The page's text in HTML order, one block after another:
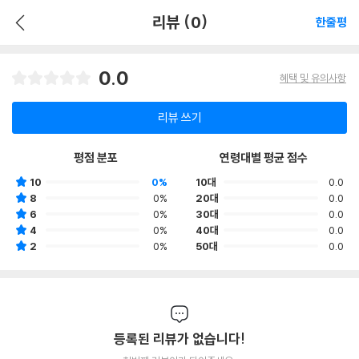
리뷰 (0) 한줄평
0.0 혜택 및 유의사항
리뷰 쓰기
평점 분포
10
0%
8
0%
6
0%
4
0%
2
0%
연령대별 평균 점수
10대
0.0
20대
0.0
30대
0.0
40대
0.0
50대
0.0
등록된 리뷰가 없습니다!